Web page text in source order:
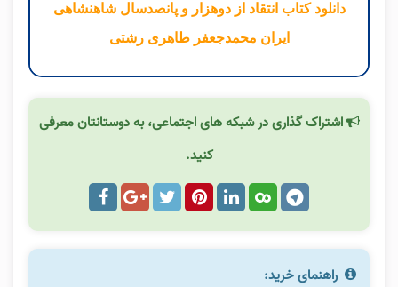
دانلود کتاب انتقاد از دوهزار و پانصدسال شاهنشاهی
ایران محمدجعفر طاهری رشتی
اشتراک گذاری در شبکه های اجتماعی، به دوستانتان معرفی
کنید.
راهنمای خرید: